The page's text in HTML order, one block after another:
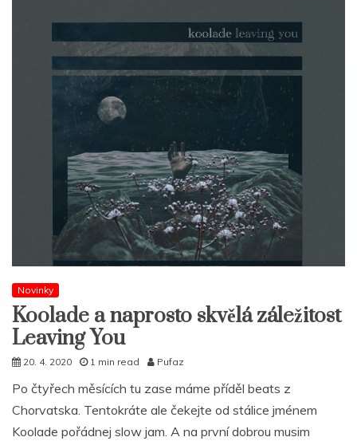
Novinky
Koolade a naprosto skvělá záležitost
Leaving You
20. 4. 2020 1 min read Pufaz
Po čtyřech měsících tu zase máme příděl beats z
Chorvatska. Tentokráte ale čekejte od stálice jménem
Koolade pořádnej slow jam. A na první dobrou musim